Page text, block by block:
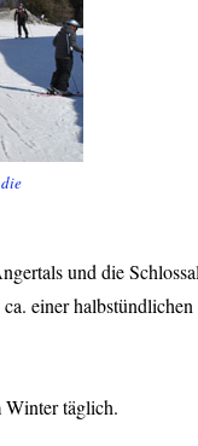
und die
einer halbstündlichen
Winter täglich.